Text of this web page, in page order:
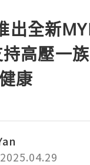
出全新
高壓一
康